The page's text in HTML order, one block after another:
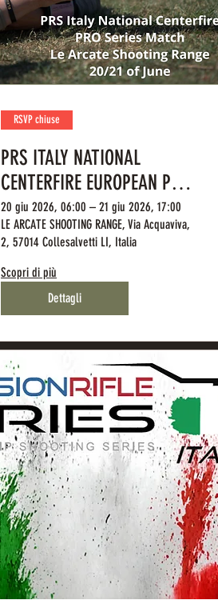
RSVP chiuse
PRS ITALY NATIONAL
CENTERFIRE EUROPEAN PRO
SERIES MATCH
20 giu 2026, 06:00 – 21 giu 2026, 17:00
LE ARCATE SHOOTING RANGE, Via Acquaviva,
2, 57014 Collesalvetti LI, Italia
Scopri di più
Dettagli